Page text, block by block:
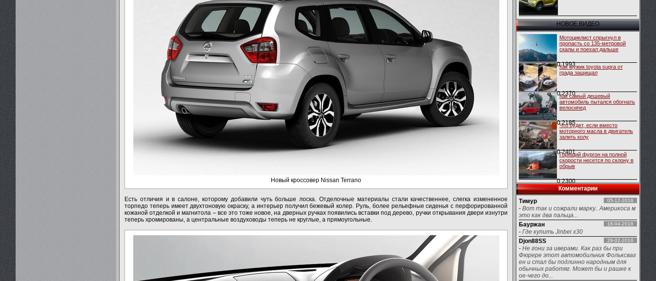
Новый кроссовер Nissan Terrano
Есть отличия и в салоне, которому добавили чуть больше лоска. Отделочные материалы стали качественнее, слегка измененное
торпедо теперь имеет двухтоновую окраску, а интерьер получил бежевый колер. Руль, более рельефные сиденья с перфорированной
кожаной отделкой и магнитола – все это тоже новое, на дверных ручках появились вставки под дерево, ручки открывания двери изнутри
теперь хромированы, а центральные воздуховоды теперь не круглые, а прямоугольные.
НОВОЕ ВИДЕО
Мотоциклист спрыгнул в
пропасть со 135-метровой
скалы и поехал дальше
0 1993
Как мужик toyota supra от
града защищал
0 2370
Как самый дешевый
автомобиль пытался обогнать
велосипед
0 2185
Что будет, если вместо
моторного масла в двигатель
залить колу
0 2401
Горящий фургон на полной
скорости несется по склону в
обрыв
0 2300
Комментарии
Тимур
05-12-2016
- Вот так и сожрали марку.. Америкоса м
это как два пальца...
Бауржан
18-04-2016
- Где купить Jinbei x30
Djon88SS
29-02-2016
- Не гони за иверами. Как раз бы при
Фюрере этот автомобильчик Фольксваг
ен и стал бы подлинно народным для
обычных работяг. Может бы и рашке к
ое-чего до...